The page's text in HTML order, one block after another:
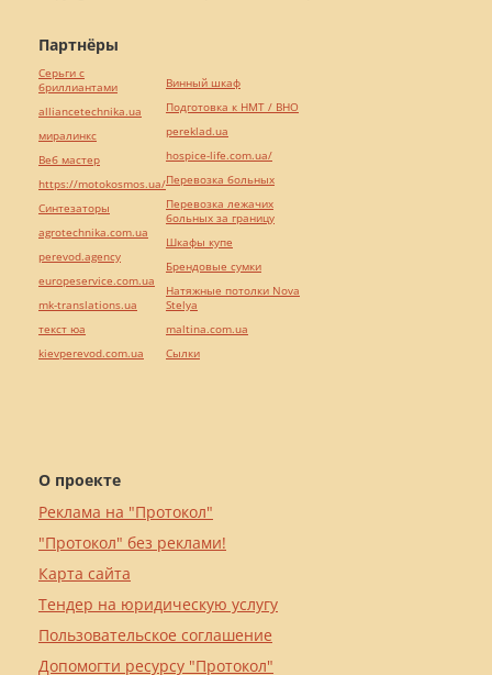
О проекте
Реклама на "Протокол"
"Протокол" без реклами!
Карта сайта
Тендер на юридическую услугу
Пользовательское соглашение
Допомогти ресурсу "Протокол"
Партнёры
Серьги с
бриллиантами
alliancetechnika.ua
миралинкс
Веб мастер
https://motokosmos.ua/
Синтезаторы
agrotechnika.com.ua
perevod.agency
europeservice.com.ua
mk-translations.ua
текст юа
kievperevod.com.ua
Винный шкаф
Подготовка к НМТ / ВНО
pereklad.ua
hospice-life.com.ua/
Перевозка больных
Перевозка лежачих
больных за границу
Шкафы купе
Брендовые сумки
Натяжные потолки Nova
Stelya
maltina.com.ua
Cылки